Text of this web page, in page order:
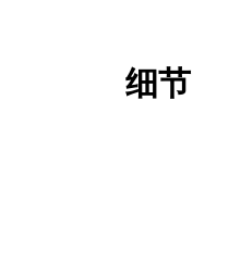
细节